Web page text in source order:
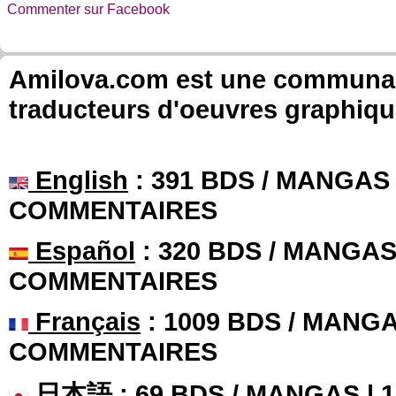
Commenter sur Facebook
Amilova.com est une
traducteurs d'oeuvres
English : 391 BDS /
COMMENTAIRES
Español : 320 BDS /
COMMENTAIRES
Français : 1009 BDS /
COMMENTAIRES